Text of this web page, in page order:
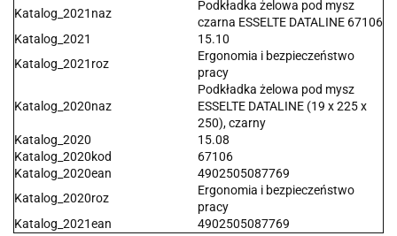
Katalog_2021naz
Podkładka żelowa pod mysz
czarna ESSELTE DATALINE 67106
Katalog_2021
15.10
Katalog_2021roz
Ergonomia i bezpieczeństwo
pracy
Katalog_2020naz
Podkładka żelowa pod mysz
ESSELTE DATALINE (19 x 225 x
250), czarny
Katalog_2020
15.08
Katalog_2020kod
67106
Katalog_2020ean
4902505087769
Katalog_2020roz
Ergonomia i bezpieczeństwo
pracy
Katalog_2021ean
4902505087769